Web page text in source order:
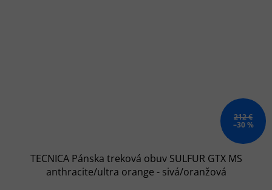
212 €
–30 %
TECNICA Pánska treková obuv SULFUR GTX MS
anthracite/ultra orange - sivá/oranžová